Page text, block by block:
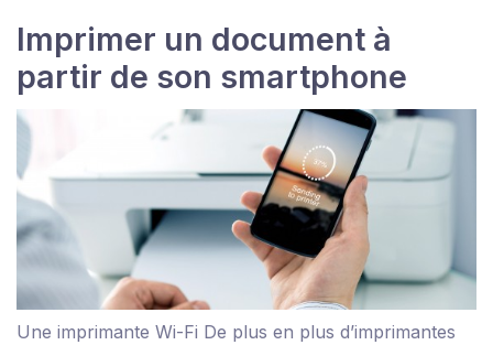
Imprimer un document à
partir de son smartphone
Une imprimante Wi-Fi De plus en plus d’imprimantes